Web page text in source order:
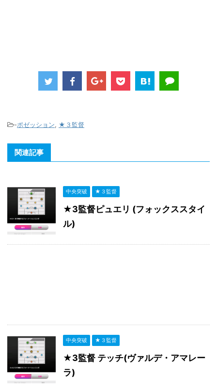
-ポゼッション, ★３監督
関連記事
中央突破 ★３監督
★3監督ピュエリ (フォックススタイ
ル)
中央突破 ★３監督
★3監督 テッチ(ヴァルデ・アマレー
ラ)